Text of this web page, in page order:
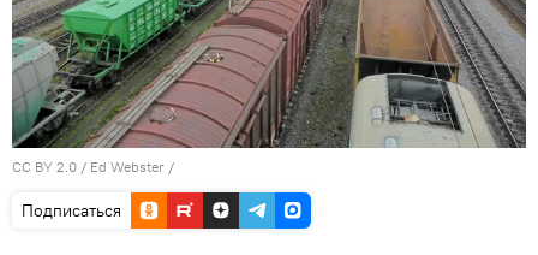
CC BY 2.0 / Ed Webster /
Подписаться